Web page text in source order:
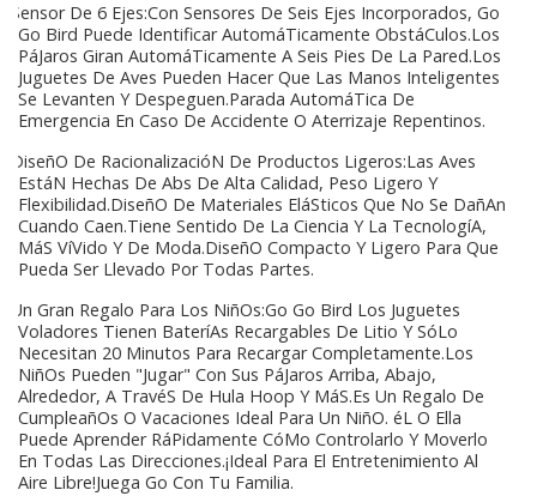
Sensor De 6 Ejes:Con Sensores De Seis Ejes Incorporados, Go
Go Bird Puede Identificar AutomáTicamente ObstáCulos.Los
PáJaros Giran AutomáTicamente A Seis Pies De La Pared.Los
Juguetes De Aves Pueden Hacer Que Las Manos Inteligentes
Se Levanten Y Despeguen.Parada AutomáTica De
Emergencia En Caso De Accidente O Aterrizaje Repentinos.
DiseñO De RacionalizacióN De Productos Ligeros:Las Aves
EstáN Hechas De Abs De Alta Calidad, Peso Ligero Y
Flexibilidad.DiseñO De Materiales EláSticos Que No Se DañAn
Cuando Caen.Tiene Sentido De La Ciencia Y La TecnologíA,
MáS VíVido Y De Moda.DiseñO Compacto Y Ligero Para Que
Pueda Ser Llevado Por Todas Partes.
Un Gran Regalo Para Los NiñOs:Go Go Bird Los Juguetes
Voladores Tienen BateríAs Recargables De Litio Y SóLo
Necesitan 20 Minutos Para Recargar Completamente.Los
NiñOs Pueden "Jugar" Con Sus PáJaros Arriba, Abajo,
Alrededor, A TravéS De Hula Hoop Y MáS.Es Un Regalo De
CumpleañOs O Vacaciones Ideal Para Un NiñO. éL O Ella
Puede Aprender RáPidamente CóMo Controlarlo Y Moverlo
En Todas Las Direcciones.¡Ideal Para El Entretenimiento Al
Aire Libre!Juega Go Con Tu Familia.